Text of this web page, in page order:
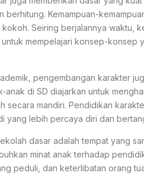
berhitung. Kemampuan-
Seiring berjalannya waktu,
mempelajari konsep-
pengembangan karakter
anak di SD diajarkan untuk
secara mandiri. Pendidikan
yang lebih percaya diri dan
dasar adalah tempat yang
minat anak terhadap
peduli, dan keterlibatan orang